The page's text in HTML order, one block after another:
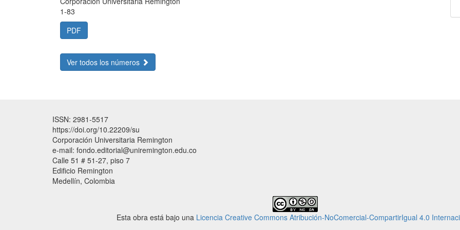
1-83
PDF
Ver todos los números
ISSN: 2981-5517
https://doi.org/10.22209/su
Corporación Universitaria Remington
e-mail: fondo.editorial@uniremington.edu.co
Calle 51 # 51-27, piso 7
Edificio Remington
Medellín, Colombia
Esta obra está bajo una Licencia Creative Commons Atribución-NoComercial-CompartirIgual 4.0